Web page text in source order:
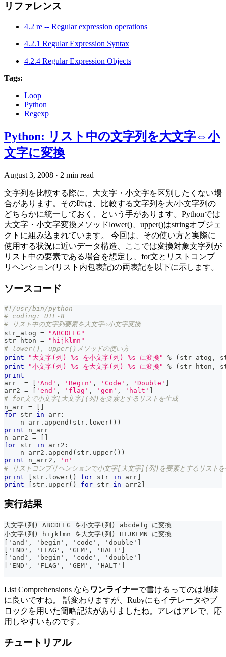
リファレンス
4.2 re -- Regular expression operations
4.2.1 Regular Expression Syntax
4.2.4 Regular Expression Objects
Tags:
Loop
Python
Regexp
Python: リスト中の文字列を大文字⇔小
文字に変換
August 3, 2008 · 2 min read
文字列を比較する際に、大文字・小文字を区別したくない場
合があります。その時は、比較する文字列を大/小文字列の
どちらかに統一しておく、という手があります。Pythonでは
大文字・小文字変換メソッドlower()、upper()はstringオブジェ
クトに組み込まれています。 今回は、その使い方と実際に
使用する状況に近いデータ構造、ここでは変換対象文字列が
リスト中の要素である場合を想定し、for文とリストコンプ
リヘンション(リスト内包表記)の両表記を以下に示します。
ソースコード
#!/usr/bin/python
# coding: UTF-8
# リスト中の文字列要素を大文字⇔小文字変換
str_atog =
"ABCDEFG"
str_hton =
"hijklmn"
# lower(), upper()メソッドの使い方
print
"大文字(列) %s を小文字(列) %s に変換" % ( str_atog ,
print
"小文字(列) %s を大文字(列) %s に変換" % ( str_hton ,
print
arr = 'And' , 'Begin' , 'Code' , 'Double'
arr2 = 'end' , 'flag' , 'gem' , 'halt'
# for文で小文字[大文字](列)を要素とするリストを生成
n_arr =
for str in arr :
    n_arr
. append ( str . lower( ) )
print n_arr
n_arr2 =
for str in arr2 :
    n_arr2
. append ( str . upper( ) )
print n_arr2 ,
'n'
# リストコンプリヘンションで小文字[大文字](列)を要素とするリストを
print
str . lower( ) for str in arr
print
str . upper( ) for str in arr2
実行結果
大文字(列) ABCDEFG を小文字(列) abcdefg に変換
小文字(列) hijklmn を大文字(列) HIJKLMN に変換
['and', 'begin', 'code', 'double']
['END', 'FLAG', 'GEM', 'HALT']
['and', 'begin', 'code', 'double']
['END', 'FLAG', 'GEM', 'HALT']
List Comprehensions なら ワンライナーで書けるってのは地味
に良いですね。 話変わりますが、Rubyにもイテレータやブ
ロックを用いた簡略記法がありましたね。アレはアレで、応
用しやすいものです。
チュートリアル